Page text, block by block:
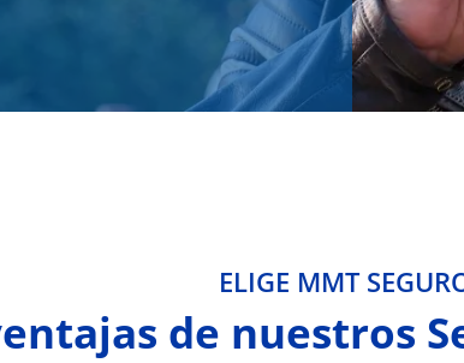
ELIGE MMT
de nuestros